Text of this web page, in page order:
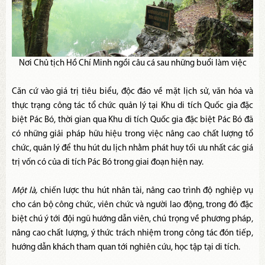
Nơi Chủ tịch Hồ Chí Minh ngồi câu cá sau những buổi làm việc
Căn cứ vào giá trị tiêu biểu, độc đáo về mặt lịch sử, văn hóa và
thực trạng công tác tổ chức quản lý tại Khu di tích Quốc gia đặc
biệt Pác Bó, thời gian qua Khu di tích Quốc gia đặc biệt Pác Bó đã
có những giải pháp hữu hiệu trong việc nâng cao chất lượng tổ
chức, quản lý để thu hút du lịch nhằm phát huy tối ưu nhất các giá
trị vốn có của di tích Pác Bó trong giai đoạn hiện nay.
Một là, chiến lược thu hút nhân tài, nâng cao trình độ nghiệp vụ
cho cán bộ công chức, viên chức và người lao động, trong đó đặc
biệt chú ý tới đội ngũ hướng dẫn viên, chú trọng về phương pháp,
nâng cao chất lượng, ý thức trách nhiệm trong công tác đón tiếp,
hướng dẫn khách tham quan tới nghiên cứu, học tập tại di tích.